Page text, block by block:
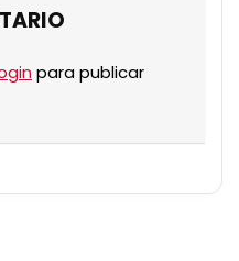
para publicar